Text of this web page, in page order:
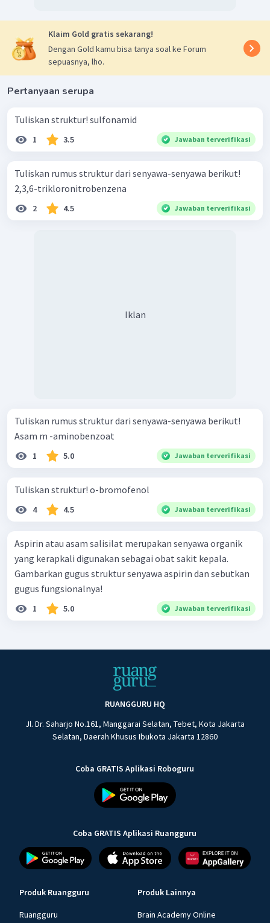
Klaim Gold gratis sekarang!
Dengan Gold kamu bisa tanya soal ke Forum
sepuasnya, lho.
Pertanyaan serupa
Tuliskan struktur! sulfonamid
1 3.5 Jawaban terverifikasi
Tuliskan rumus struktur dari senyawa-senyawa berikut!
2,3,6-trikloronitrobenzena
2 4.5 Jawaban terverifikasi
Iklan
Tuliskan rumus struktur dari senyawa-senyawa berikut!
Asam m -aminobenzoat
1 5.0 Jawaban terverifikasi
Tuliskan struktur! o-bromofenol
4 4.5 Jawaban terverifikasi
Aspirin atau asam salisilat merupakan senyawa organik
yang kerapkali digunakan sebagai obat sakit kepala.
Gambarkan gugus struktur senyawa aspirin dan sebutkan
gugus fungsionalnya!
1 5.0 Jawaban terverifikasi
RUANGGURU HQ
Jl. Dr. Saharjo No.161, Manggarai Selatan, Tebet, Kota Jakarta
Selatan, Daerah Khusus Ibukota Jakarta 12860
Coba GRATIS Aplikasi Roboguru
Coba GRATIS Aplikasi Ruangguru
Produk Ruangguru
Ruangguru
Produk Lainnya
Brain Academy Online